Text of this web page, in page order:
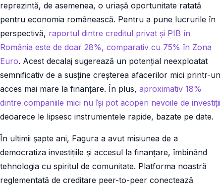
reprezintă, de asemenea, o uriașă oportunitate ratată
pentru economia românească. Pentru a pune lucrurile în
perspectivă, raportul dintre creditul privat și PIB în
România este de doar 28%, comparativ cu 75% în Zona
Euro. Acest decalaj sugerează un potențial neexploatat
semnificativ de a susține creșterea afacerilor mici printr-un
acces mai mare la finanțare. În plus, aproximativ 18%
dintre companiile mici nu își pot acoperi nevoile de investiții
deoarece le lipsesc instrumentele rapide, bazate pe date.
În ultimii șapte ani, Fagura a avut misiunea de a
democratiza investițiile și accesul la finanțare, îmbinând
tehnologia cu spiritul de comunitate. Platforma noastră
reglementată de creditare peer-to-peer conectează